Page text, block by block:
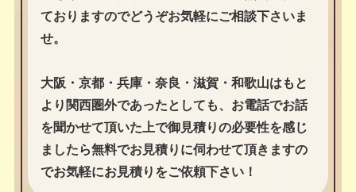
ておりますのでどうぞお気軽にご相談下さいま
せ。
大阪・京都・兵庫・奈良・滋賀・和歌山はもと
より関西圏外であったとしても、お電話でお話
を聞かせて頂いた上で御見積りの必要性を感じ
ましたら無料でお見積りに伺わせて頂きますの
でお気軽にお見積りをご依頼下さい！